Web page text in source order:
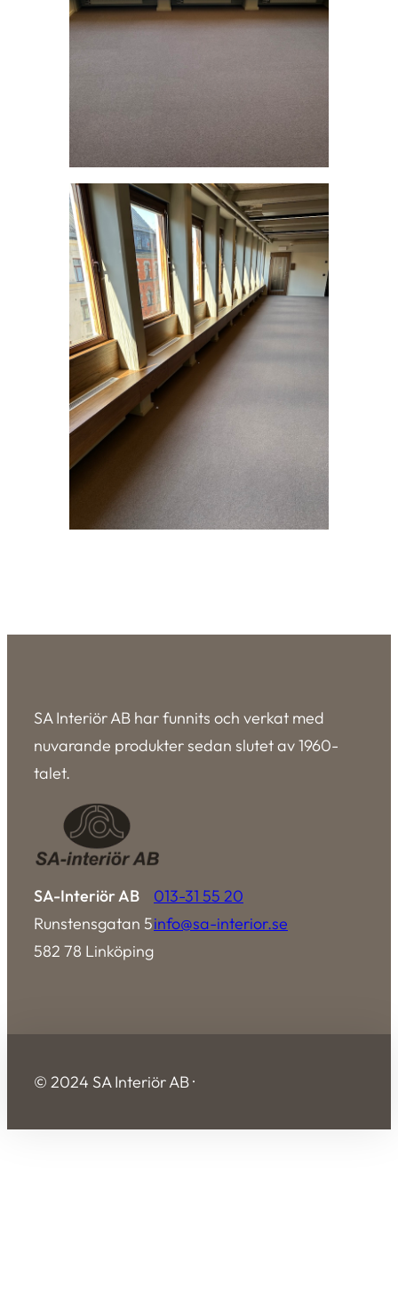
SA Interiör AB har funnits och verkat med
nuvarande produkter sedan slutet av 1960-
talet.
SA-Interiör AB
Runstensgatan 5
582 78 Linköping
013-31 55 20
info@sa-interior.se
© 2024 SA Interiör AB ·